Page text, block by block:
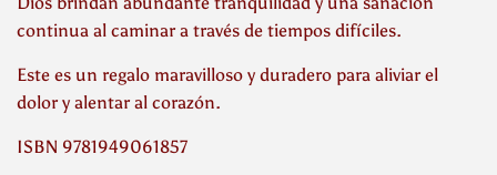
continua al caminar a través de tiempos difíciles.
Este es un regalo maravilloso y duradero para aliviar el
dolor y alentar al corazón.
ISBN 9781949061857